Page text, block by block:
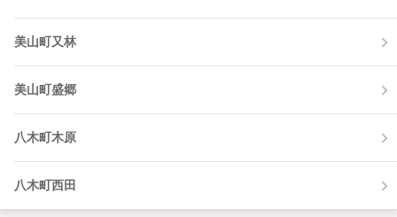
美山町又林
美山町盛郷
八木町木原
八木町西田